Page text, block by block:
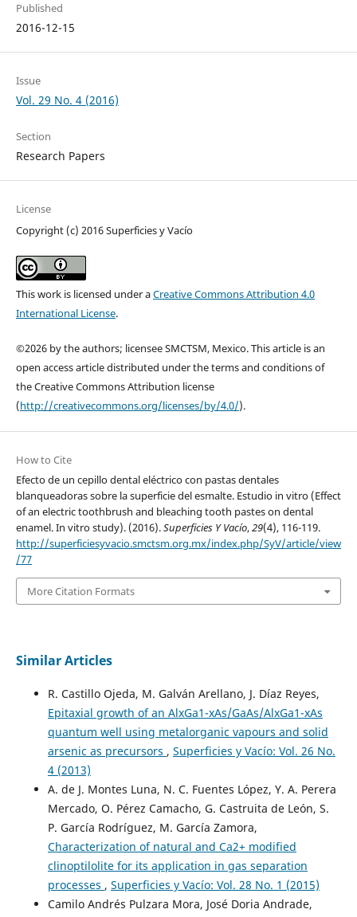
Published
2016-12-15
Issue
Vol. 29 No. 4 (2016)
Section
Research Papers
License
Copyright (c) 2016 Superficies y Vacío
This work is licensed under aCreative Commons Attribution 4.0
International License.
©2026 by the authors; licensee SMCTSM, Mexico. This article is an
open access article distributed under the terms and conditions of
the Creative Commons Attribution license
(http://creativecommons.org/licenses/by/4.0/).
How to Cite
Efecto de un cepillo dental eléctrico con pastas dentales
blanqueadoras sobre la superficie del esmalte. Estudio in vitro (Effect
of an electric toothbrush and bleaching tooth pastes on dental
enamel. In vitro study). (2016).Superficies Y Vacío,29(4), 116-119.
http://superficiesyvacio.smctsm.org.mx/index.php/SyV/article/view
/77
More Citation Formats
Similar Articles
R. Castillo Ojeda, M. Galván Arellano, J. Díaz Reyes,
Epitaxial growth of an AlxGa1-xAs/GaAs/AlxGa1-xAs
quantum well using metalorganic vapours and solid
arsenic as precursors , Superficies y Vacío: Vol. 26 No.
4 (2013)
A. de J. Montes Luna, N. C. Fuentes López, Y. A. Perera
Mercado, O. Pérez Camacho, G. Castruita de León, S.
P. García Rodríguez, M. García Zamora,
Characterization of natural and Ca2+ modified
clinoptilolite for its application in gas separation
processes , Superficies y Vacío: Vol. 28 No. 1 (2015)
Camilo Andrés Pulzara Mora, José Doria Andrade,